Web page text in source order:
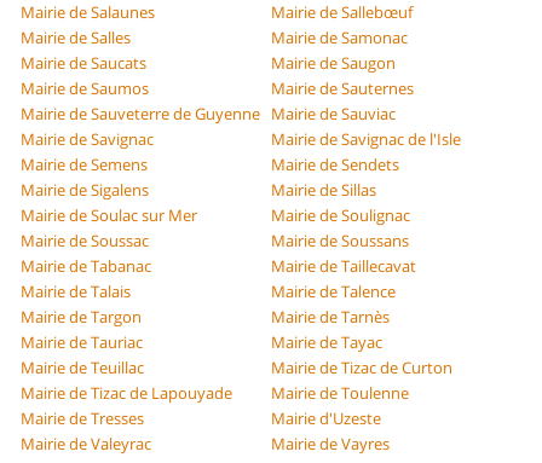
Mairie de Salaunes
Mairie de Sallebœuf
Mairie de Salles
Mairie de Samonac
Mairie de Saucats
Mairie de Saugon
Mairie de Saumos
Mairie de Sauternes
Mairie de Sauveterre de Guyenne Mairie de Sauviac
Mairie de Savignac
Mairie de Savignac de l'Isle
Mairie de Semens
Mairie de Sendets
Mairie de Sigalens
Mairie de Sillas
Mairie de Soulac sur Mer
Mairie de Soulignac
Mairie de Soussac
Mairie de Soussans
Mairie de Tabanac
Mairie de Taillecavat
Mairie de Talais
Mairie de Talence
Mairie de Targon
Mairie de Tarnès
Mairie de Tauriac
Mairie de Tayac
Mairie de Teuillac
Mairie de Tizac de Curton
Mairie de Tizac de Lapouyade
Mairie de Toulenne
Mairie de Tresses
Mairie d'Uzeste
Mairie de Valeyrac
Mairie de Vayres